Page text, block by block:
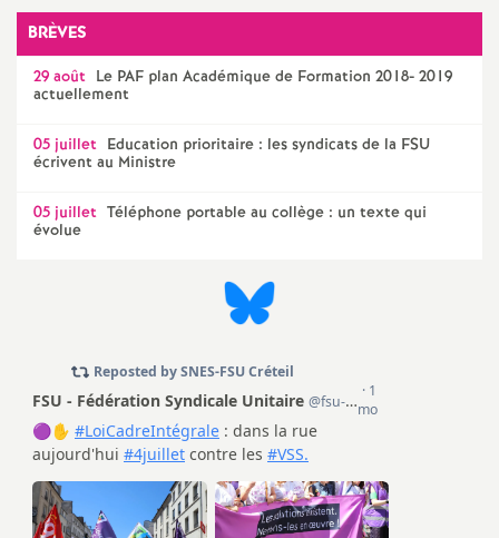
BRÈVES
29 août Le PAF plan Académique de Formation 2018- 2019
actuellement
05 juillet Education prioritaire : les syndicats de la FSU
écrivent au Ministre
05 juillet Téléphone portable au collège : un texte qui
évolue